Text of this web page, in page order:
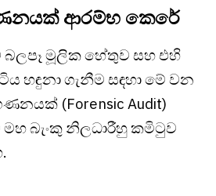
ආරම්භ කෙරේ
මූලික හේතුව සහ එහි
හඳුනා ගැනීම සඳහා මේ වන
(Forensic Audit)
බැංකු නිලධාරීහු කමිටුව